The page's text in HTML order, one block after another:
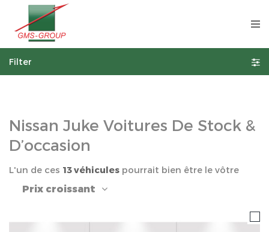
Filter
Nissan Juke Voitures De Stock &
D’occasion
L'un de ces 13 véhicules pourrait bien être le vôtre
Prix croissant